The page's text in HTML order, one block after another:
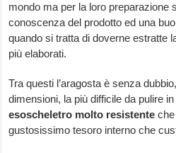
mondo ma per la loro preparazione
conoscenza del prodotto ed una
quando si tratta di doverne estratte
più elaborati.
Tra questi l’aragosta è senza
dimensioni, la più difficile da pulire
esoscheletro molto resistente
gustosissimo tesoro interno che